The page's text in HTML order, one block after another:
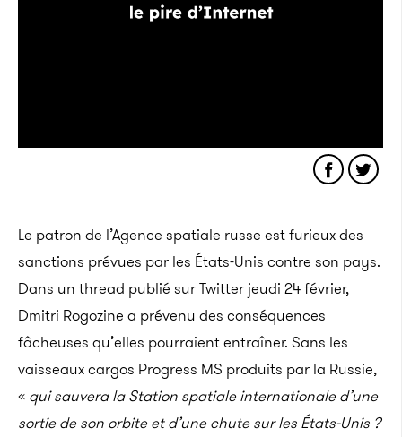
Le patron de l’Agence spatiale russe est furieux des
sanctions prévues par les États-Unis contre son pays.
Dans un thread publié sur Twitter jeudi 24 février,
Dmitri Rogozine a prévenu des conséquences
fâcheuses qu’elles pourraient entraîner. Sans les
vaisseaux cargos Progress MS produits par la Russie,
« qui sauvera la Station spatiale internationale d’une
sortie de son orbite et d’une chute sur les États-Unis ?